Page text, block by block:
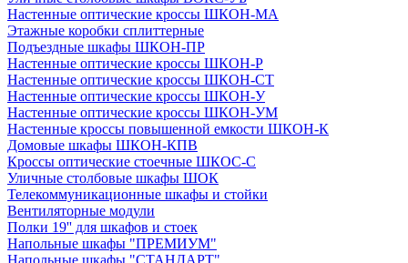
Настенные оптические кроссы ШКОН-МА
Этажные коробки сплиттерные
Подъездные шкафы ШКОН-ПР
Настенные оптические кроссы ШКОН-Р
Настенные оптические кроссы ШКОН-СТ
Настенные оптические кроссы ШКОН-У
Настенные оптические кроссы ШКОН-УМ
Настенные кроссы повышенной емкости ШКОН-К
Домовые шкафы ШКОН-КПВ
Кроссы оптические стоечные ШКОС-С
Уличные столбовые шкафы ШОК
Телекоммуникационные шкафы и стойки
Вентиляторные модули
Полки 19'' для шкафов и стоек
Напольные шкафы "ПРЕМИУМ"
Напольные шкафы "СТАНДАРТ"